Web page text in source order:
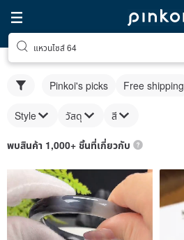
แหวนไซส์ 64
Pinkoi's picks Free shipping
Style วัสดุ สี
พบสินค้า 1,000+ ชิ้นที่เกี่ยวกับ